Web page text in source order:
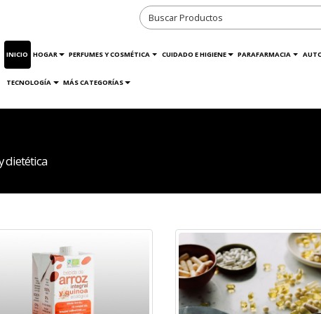
INICIO HOGAR PERFUMES Y COSMÉTICA CUIDADO E HIGIENE PARAFARMACIA
TECNOLOGÍA MÁS CATEGORÍAS
dietética